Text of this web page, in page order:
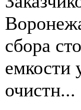
сбора
емкости
очистн...